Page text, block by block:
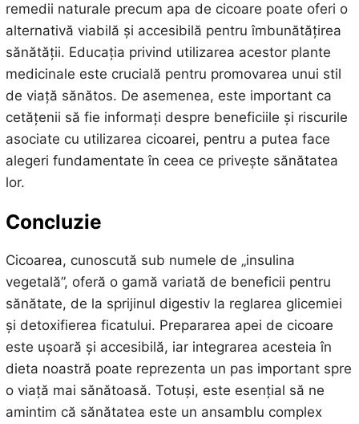
remedii naturale precum apa de cicoare poate oferi o
alternativă viabilă și accesibilă pentru îmbunătățirea
sănătății. Educația privind utilizarea acestor plante
medicinale este crucială pentru promovarea unui stil
de viață sănătos. De asemenea, este important ca
cetățenii să fie informați despre beneficiile și riscurile
asociate cu utilizarea cicoarei, pentru a putea face
alegeri fundamentate în ceea ce privește sănătatea
lor.
Concluzie
Cicoarea, cunoscută sub numele de „insulina
vegetală”, oferă o gamă variată de beneficii pentru
sănătate, de la sprijinul digestiv la reglarea glicemiei
și detoxifierea ficatului. Prepararea apei de cicoare
este ușoară și accesibilă, iar integrarea acesteia în
dieta noastră poate reprezenta un pas important spre
o viață mai sănătoasă. Totuși, este esențial să ne
amintim că sănătatea este un ansamblu complex